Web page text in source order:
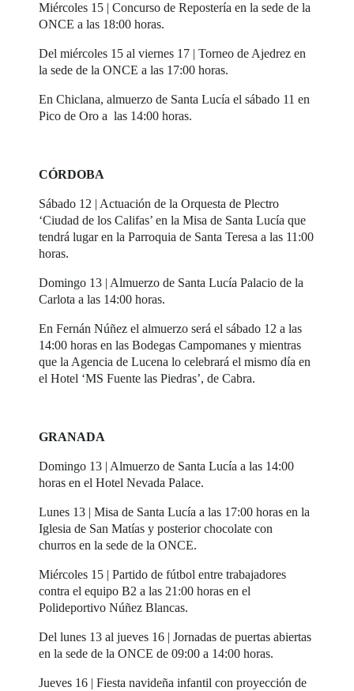
Miércoles 15 | Concurso de Repostería en la sede de la
ONCE a las 18:00 horas.
Del miércoles 15 al viernes 17 | Torneo de Ajedrez en
la sede de la ONCE a las 17:00 horas.
En Chiclana, almuerzo de Santa Lucía el sábado 11 en
Pico de Oro a las 14:00 horas.
CÓRDOBA
Sábado 12 | Actuación de la Orquesta de Plectro
‘Ciudad de los Califas’ en la Misa de Santa Lucía que
tendrá lugar en la Parroquia de Santa Teresa a las 11:00
horas.
Domingo 13 | Almuerzo de Santa Lucía Palacio de la
Carlota a las 14:00 horas.
En Fernán Núñez el almuerzo será el sábado 12 a las
14:00 horas en las Bodegas Campomanes y mientras
que la Agencia de Lucena lo celebrará el mismo día en
el Hotel ‘MS Fuente las Piedras’, de Cabra.
GRANADA
Domingo 13 | Almuerzo de Santa Lucía a las 14:00
horas en el Hotel Nevada Palace.
Lunes 13 | Misa de Santa Lucía a las 17:00 horas en la
Iglesia de San Matías y posterior chocolate con
churros en la sede de la ONCE.
Miércoles 15 | Partido de fútbol entre trabajadores
contra el equipo B2 a las 21:00 horas en el
Polideportivo Núñez Blancas.
Del lunes 13 al jueves 16 | Jornadas de puertas abiertas
en la sede de la ONCE de 09:00 a 14:00 horas.
Jueves 16 | Fiesta navideña infantil con proyección de